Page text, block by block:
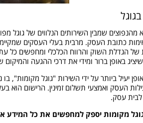
מהנפוצים שמבין השירותים הנלווים של
כתובת העסק. מרבית בעלי העסקים
של הגדלת השוק והרווח הכלכלי ומחפשים
באופן ברור ומידי את דרכי ההגעה
יעיל ביותר על ידי השירות "גוגל מקומות",
העסק ואמצעי תשלום זמינין. הרישום הוא
לבית עסק.
מקומות יספק למחפשים את כל המידע